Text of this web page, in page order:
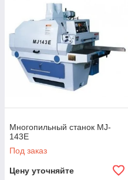
Многопильный станок MJ-
143E
Под заказ
Цену уточняйте